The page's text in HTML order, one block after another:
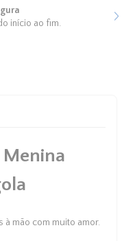
início ao fim.
Menina
mão com muito amor.